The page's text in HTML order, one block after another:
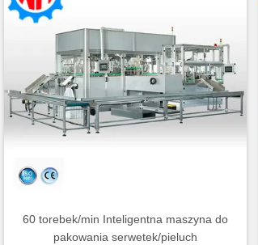
60 torebek/min Inteligentna maszyna do
pakowania serwetek/pieluch